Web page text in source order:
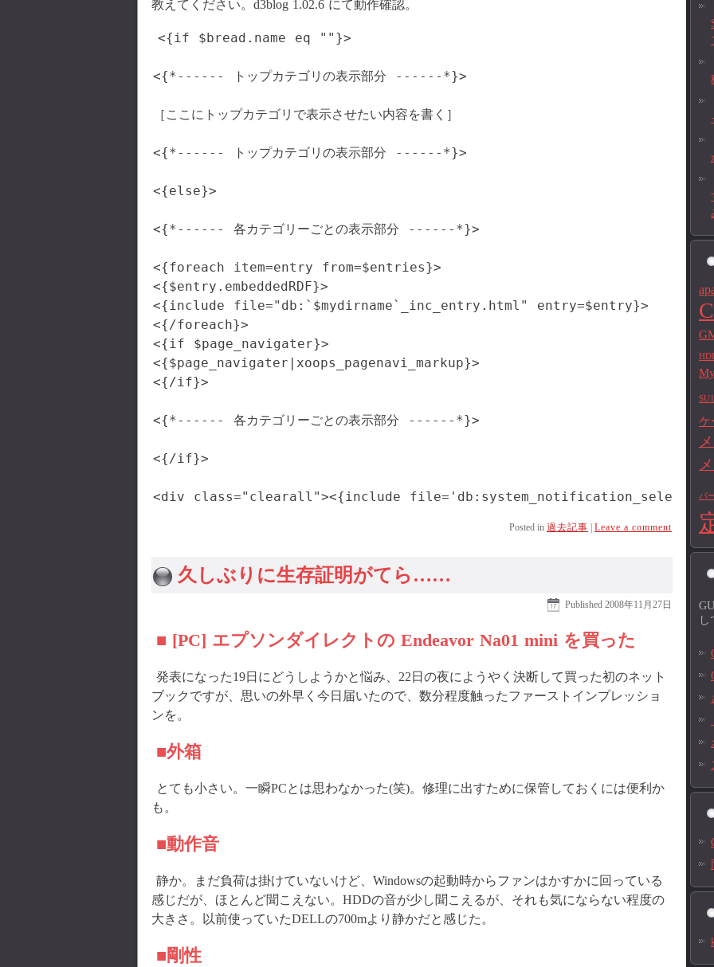
教えてください。d3blog 1.02.6 にて動作確認。
<{if $bread.name eq ""}>
<{*------ トップカテゴリの表示部分 ------*}>
［ここにトップカテゴリで表示させたい内容を書く］
<{*------ トップカテゴリの表示部分 ------*}>
<{else}>
<{*------ 各カテゴリーごとの表示部分 ------*}>
<{foreach item=entry from=$entries}>
<{$entry.embeddedRDF}>
<{include file="db:`$mydirname`_inc_entry.html" entry=$entry}>
<{/foreach}>
<{if $page_navigater}>
<{$page_navigater|xoops_pagenavi_markup}>
<{/if}>
<{*------ 各カテゴリーごとの表示部分 ------*}>
<{/if}>
Posted in 過去記事 | Leave a comment
久しぶりに生存証明がてら……
Published 2008年11月27日
■ [PC] エプソンダイレクトの Endeavor Na01 mini を買った
発表になった19日にどうしようかと悩み、22日の夜にようやく決断して買った初のネット
ブックですが、思いの外早く今日届いたので、数分程度触ったファーストインプレッショ
ンを。
■外箱
とても小さい。一瞬PCとは思わなかった(笑)。修理に出すために保管しておくには便利か
も。
■動作音
静か。まだ負荷は掛けていないけど、Windowsの起動時からファンはかすかに回っている
感じだが、ほとんど聞こえない。HDDの音が少し聞こえるが、それも気にならない程度の
大きさ。以前使っていたDELLの700mより静かだと感じた。
■剛性
ケ
バ
し